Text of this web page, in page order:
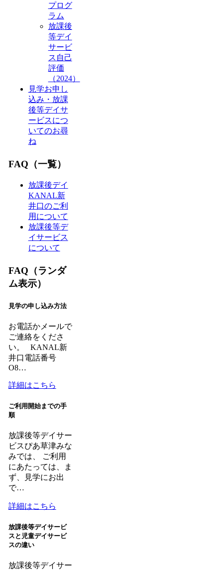
プログ
ラム
放課後
等デイ
サービ
ス自己
評価
（2024）
見学お申し
込み・放課
後等デイサ
ービスにつ
いてのお尋
ね
FAQ（一覧）
放課後デイ
KANAL新
井口のご利
用について
放課後等デ
イサービス
について
FAQ（ランダ
ム表示）
見学の申し込み方法
お電話かメールで
ご連絡をくださ
い。 KANAL新
井口電話番号
O8…
詳細はこちら
ご利用開始までの手
順
放課後等デイサー
ビスぴあ草津みな
みでは、 ご利用
にあたっては、ま
ず、見学にお出
で…
詳細はこちら
放課後等デイサービ
スと児童デイサービ
スの違い
放課後等デイサー